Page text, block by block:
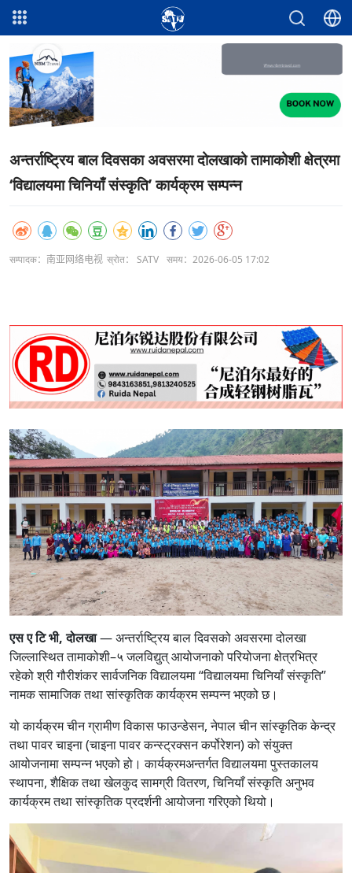
अन्तर्राष्ट्रिय बाल दिवसका अवसरमा दोलखाको तामाकोशी क्षेत्रमा
‘विद्यालयमा चिनियाँ संस्कृति’ कार्यक्रम सम्पन्न
सम्पादक：南亚网络电视 स्रोत： SATV समय：2026-06-05 17:02
एस ए टि भी, दोलखा— अन्तर्राष्ट्रिय बाल दिवसको अवसरमा दोलखा
जिल्लास्थित तामाकोशी–५ जलविद्युत् आयोजनाको परियोजना क्षेत्रभित्र
रहेको श्री गौरीशंकर सार्वजनिक विद्यालयमा “विद्यालयमा चिनियाँ संस्कृति”
नामक सामाजिक तथा सांस्कृतिक कार्यक्रम सम्पन्न भएको छ।
यो कार्यक्रम चीन ग्रामीण विकास फाउन्डेसन, नेपाल चीन सांस्कृतिक केन्द्र
तथा पावर चाइना (चाइना पावर कन्स्ट्रक्सन कर्पोरेशन) को संयुक्त
आयोजनामा सम्पन्न भएको हो। कार्यक्रमअन्तर्गत विद्यालयमा पुस्तकालय
स्थापना, शैक्षिक तथा खेलकुद सामग्री वितरण, चिनियाँ संस्कृति अनुभव
कार्यक्रम तथा सांस्कृतिक प्रदर्शनी आयोजना गरिएको थियो।